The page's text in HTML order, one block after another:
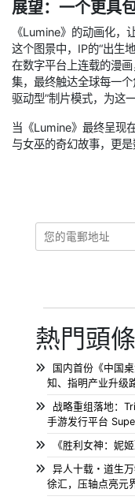
展望：一个更具
《Lumine》的动画化，
这个图景中，IP的“出生
在数字平台上连载的漫
集，最终触达全球每一
驱动型”制片模式，为这
当《Lumine》最终呈现
与女巫的奇幻故事，更是
熱門頭
国内首份《中国
知、指明产业升级
战略重组落地：
手游发行平台
《胜利女神：妮
异人十载・道生
徐汇，压轴点亮元